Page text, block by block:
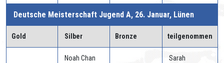
Deutsche Meisterschaft Jugend A, 26. Januar, Lünen
Gold Silber Bronze teilgenommen
Noah Chan
Sarah